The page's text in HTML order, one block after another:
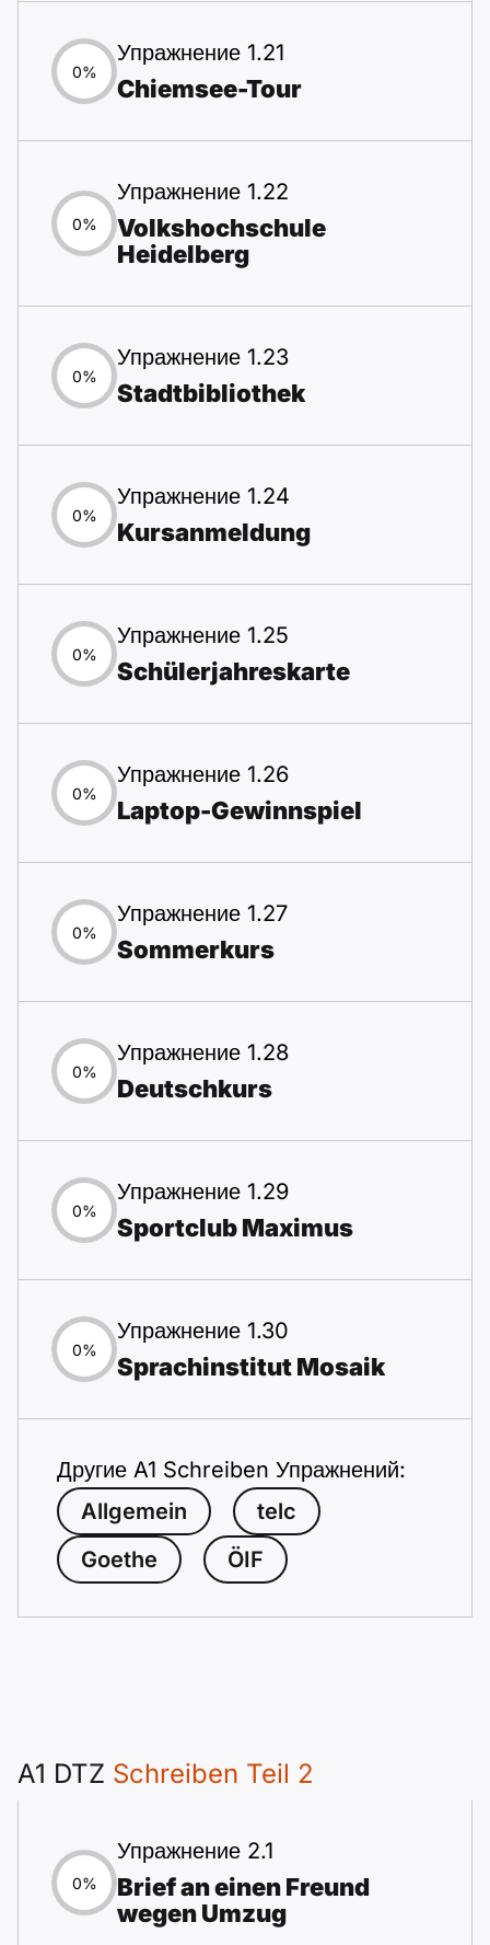
0%
Упражнение 1.21
Chiemsee-Tour
0%
Упражнение 1.22
Volkshochschule
Heidelberg
0%
Упражнение 1.23
Stadtbibliothek
0%
Упражнение 1.24
Kursanmeldung
0%
Упражнение 1.25
Schülerjahreskarte
0%
Упражнение 1.26
Laptop-Gewinnspiel
0%
Упражнение 1.27
Sommerkurs
0%
Упражнение 1.28
Deutschkurs
0%
Упражнение 1.29
Sportclub Maximus
0%
Упражнение 1.30
Sprachinstitut Mosaik
Другие A1 Schreiben Упражнений:
Allgemein
telc
Goethe
ÖIF
A1 DTZ Schreiben Teil 2
0%
Упражнение 2.1
Brief an einen Freund
wegen Umzug